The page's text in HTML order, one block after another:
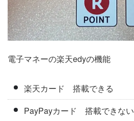
電子マネーの楽天edyの機能
楽天カード 搭載できる
PayPayカード 搭載できない